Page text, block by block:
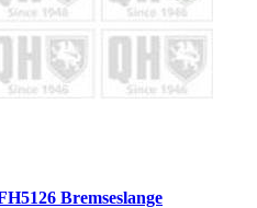
Bremseslange